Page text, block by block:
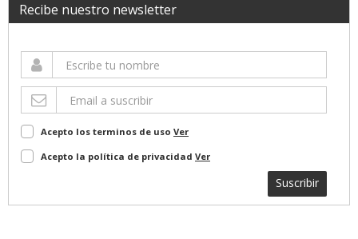
Recibe nuestro newsletter
Acepto los terminos de uso Ver
Acepto la política de privacidad Ver
Suscribir